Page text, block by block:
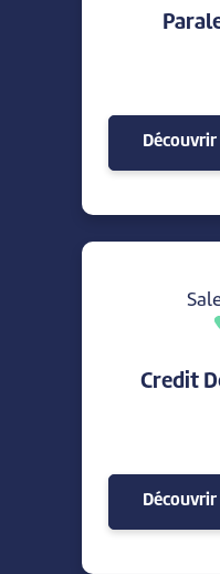
Credit